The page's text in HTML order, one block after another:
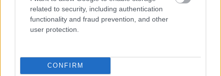
related to security, including authentication
functionality and fraud prevention, and other
user protection.
CONFIRM